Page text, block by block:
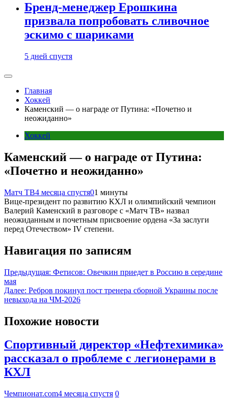
Бренд-менеджер Ерошкина
призвала попробовать сливочное
эскимо с шариками
5 дней спустя
Главная
Хоккей
Каменский — о награде от Путина: «Почетно и
неожиданно»
Хоккей
Каменский — о награде от Путина:
«Почетно и неожиданно»
Матч ТВ4 месяца спустя01 минуты
Вице‑президент по развитию КХЛ и олимпийский чемпион
Валерий Каменский в разговоре с «Матч ТВ» назвал
неожиданным и почетным присвоение ордена «За заслуги
перед Отечеством» IV степени.
Навигация по записям
Предыдущая: Фетисов: Овечкин приедет в Россию в середине
мая
Далее: Ребров покинул пост тренера сборной Украины после
невыхода на ЧМ-2026
Похожие новости
Спортивный директор «Нефтехимика»
рассказал о проблеме с легионерами в
КХЛ
Чемпионат.com4 месяца спустя 0